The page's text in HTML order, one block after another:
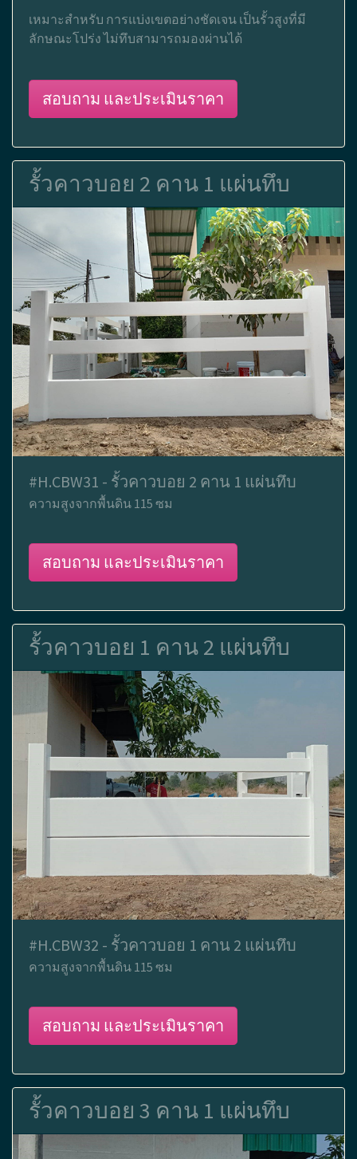
เหมาะสำหรับ การแบ่งเขตอย่างชัดเจน เป็นรั้วสูงที่มี
ลักษณะโปร่ง ไม่ทึบสามารถมองผ่านได้
สอบถาม และประเมินราคา
รั้วคาวบอย 2 คาน 1 แผ่นทึบ
#H.CBW31 - รั้วคาวบอย 2 คาน 1 แผ่นทึบ
ความสูงจากพื้นดิน 115 ซม
สอบถาม และประเมินราคา
รั้วคาวบอย 1 คาน 2 แผ่นทึบ
#H.CBW32 - รั้วคาวบอย 1 คาน 2 แผ่นทึบ
ความสูงจากพื้นดิน 115 ซม
สอบถาม และประเมินราคา
รั้วคาวบอย 3 คาน 1 แผ่นทึบ